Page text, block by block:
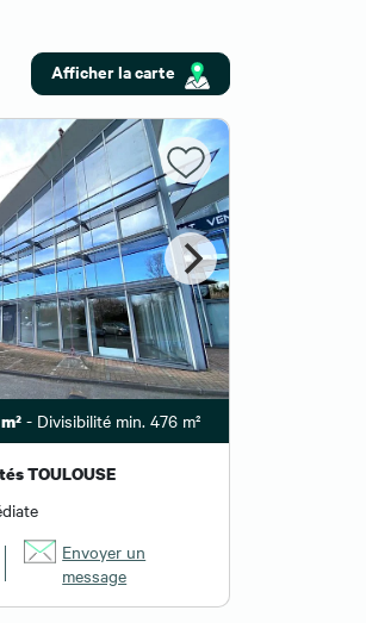
Afficher la carte
- Divisibilité min. 476 m²
TOULOUSE
Envoyer un
message